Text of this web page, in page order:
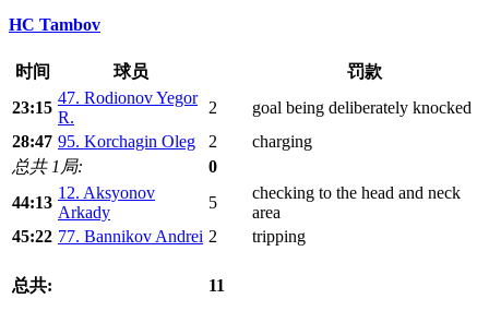
HC Tambov
时间 球员
罚款
23:15
47. Rodionov Yegor
R.
2
goal being deliberately knocked
28:47 95. Korchagin Oleg 2
charging
总共 1局:
0
44:13
12. Aksyonov
Arkady
5
checking to the head and neck
area
45:22 77. Bannikov Andrei 2 tripping
总共: 11